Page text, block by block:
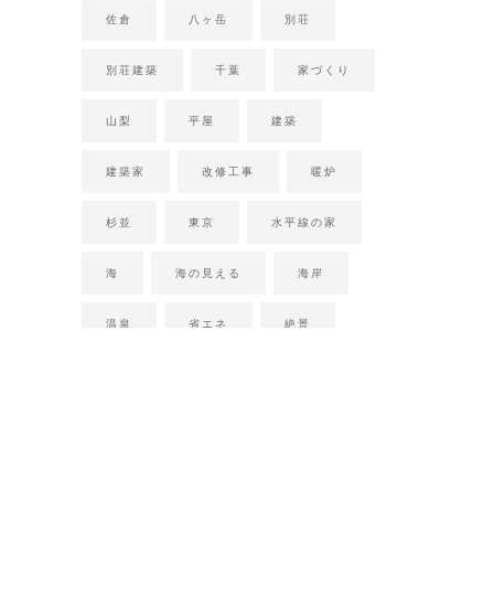
佐倉 八ヶ岳 別荘
別荘建築 千葉 家づくり
山梨 平屋 建築
建築家 改修工事 暖炉
杉並 東京 水平線の家
海 海の見える 海岸
温泉 省エネ 絶景